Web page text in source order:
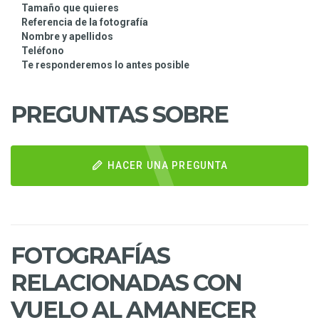
Tamaño que quieres
Referencia de la fotografía
Nombre y apellidos
Teléfono
Te responderemos lo antes posible
PREGUNTAS SOBRE
HACER UNA PREGUNTA
FOTOGRAFÍAS
RELACIONADAS CON
VUELO AL AMANECER